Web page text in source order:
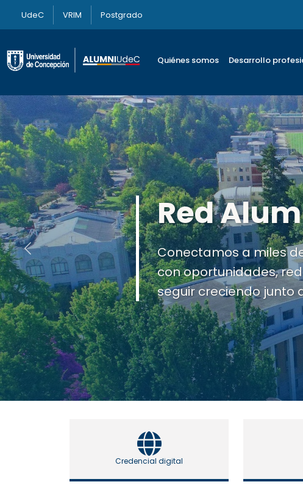
UdeC VRIM Postgrado
Quiénes somos Desarrollo
Mejora tu experiencia,
relevante y forma
activa.
Anterior
Credencial digital